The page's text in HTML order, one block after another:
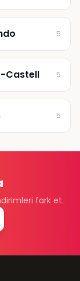
5
Castell 5
5
fark et.